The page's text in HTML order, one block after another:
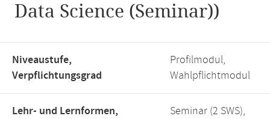
Data Science (Seminar))
Niveaustufe,
Verpflichtungsgrad
Profilmodul,
Wahlpflichtmodul
Lehr- und Lernformen,
Seminar (2 SWS),